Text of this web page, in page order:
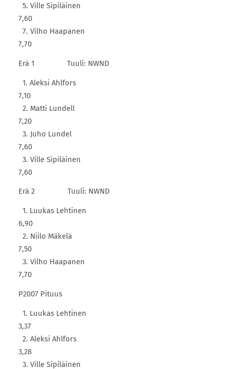
5. Ville Sipiläinen
7,60
7. Vilho Haapanen
7,70
Erä 1 Tuuli: NWND
1. Aleksi Ahlfors
7,10
2. Matti Lundell
7,20
3. Juho Lundel
7,60
3. Ville Sipiläinen
7,60
Erä 2 Tuuli: NWND
1. Luukas Lehtinen
6,90
2. Niilo Mäkelä
7,50
3. Vilho Haapanen
7,70
P2007 Pituus
1. Luukas Lehtinen
3,37
2. Aleksi Ahlfors
3,28
3. Ville Sipiläinen